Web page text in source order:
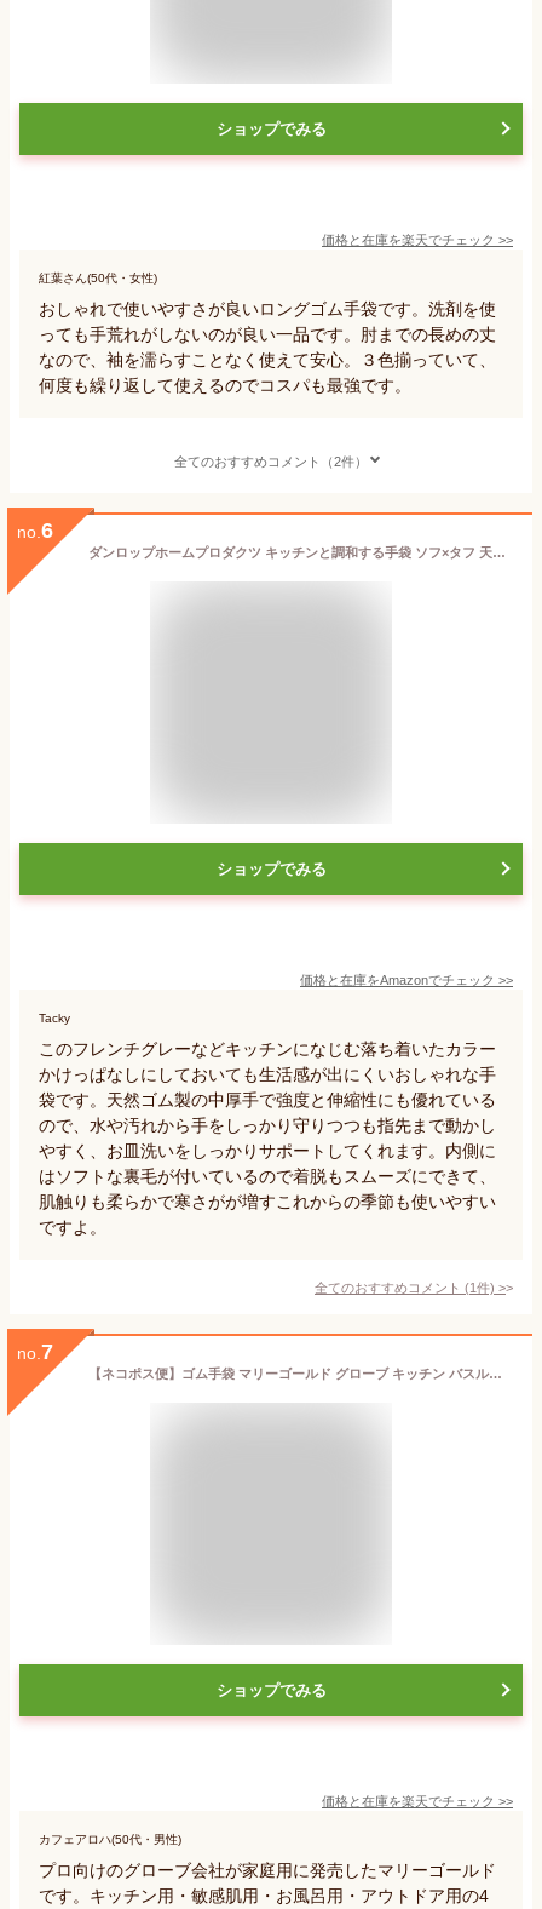
ショップでみる
価格と在庫を楽天でチェック >>
紅葉さん(50代・女性)
おしゃれで使いやすさが良いロングゴム手袋です。洗剤を使
っても手荒れがしないのが良い一品です。肘までの長めの丈
なので、袖を濡らすことなく使えて安心。３色揃っていて、
何度も繰り返して使えるのでコスパも最強です。
全てのおすすめコメント（2件）
no. 6
ダンロップホームプロダクツ キッチンと調和する手袋 ソフ×タフ 天然ゴム中厚手 Mフレンチグレー 1双タイプ 柔らかく丈夫な天然ゴム手袋
ショップでみる
価格と在庫をAmazonでチェック >>
Tacky
このフレンチグレーなどキッチンになじむ落ち着いたカラー
かけっぱなしにしておいても生活感が出にくいおしゃれな手
袋です。天然ゴム製の中厚手で強度と伸縮性にも優れている
ので、水や汚れから手をしっかり守りつつも指先まで動かし
やすく、お皿洗いをしっかりサポートしてくれます。内側に
はソフトな裏毛が付いているので着脱もスムーズにできて、
肌触りも柔らかで寒さがが増すこれからの季節も使いやすい
ですよ。
全てのおすすめコメント (1件) >
no. 7
【ネコポス便】ゴム手袋 マリーゴールド グローブ キッチン バスルーム センシティブ アウトドア Marigold gloves マリゴールド 敏感肌 食器洗い 家事 バス 掃除 屋外 天然ゴム ニトリルゴム 綿 植毛 シンプル かわいい ラテックス ラテックスフリー アレルギー
ショップでみる
価格と在庫を楽天でチェック >>
カフェアロハ(50代・男性)
プロ向けのグローブ会社が家庭用に発売したマリーゴールド
です。キッチン用・敏感肌用・お風呂用・アウトドア用の4